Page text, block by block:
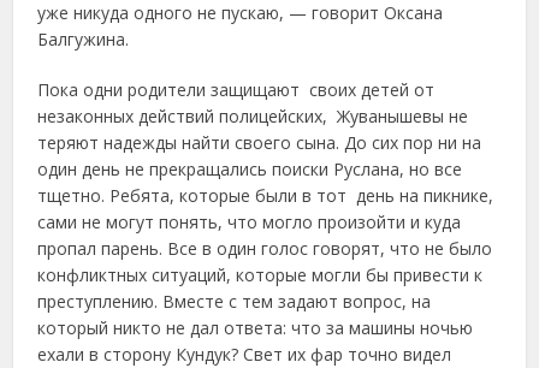
уже никуда одного не пускаю, — говорит Оксана
Балгужина.
Пока одни родители защищают своих детей от
незаконных действий полицейских, Жуванышевы не
теряют надежды найти своего сына. До сих пор ни на
один день не прекращались поиски Руслана, но все
тщетно. Ребята, которые были в тот день на пикнике,
сами не могут понять, что могло произойти и куда
пропал парень. Все в один голос говорят, что не было
конфликтных ситуаций, которые могли бы привести к
преступлению. Вместе с тем задают вопрос, на
который никто не дал ответа: что за машины ночью
ехали в сторону Кундук? Свет их фар точно видел